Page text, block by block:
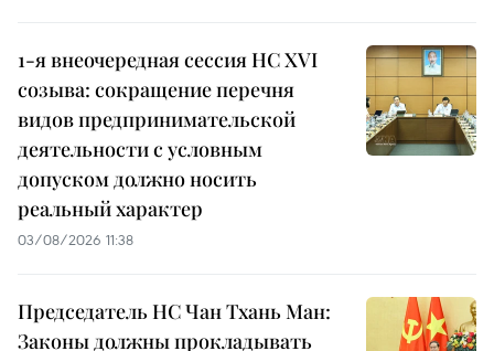
1-я внеочередная сессия НС XVI
созыва: сокращение перечня
видов предпринимательской
деятельности с условным
допуском должно носить
реальный характер
03/08/2026 11:38
Председатель НС Чан Тхань Ман:
Законы должны прокладывать